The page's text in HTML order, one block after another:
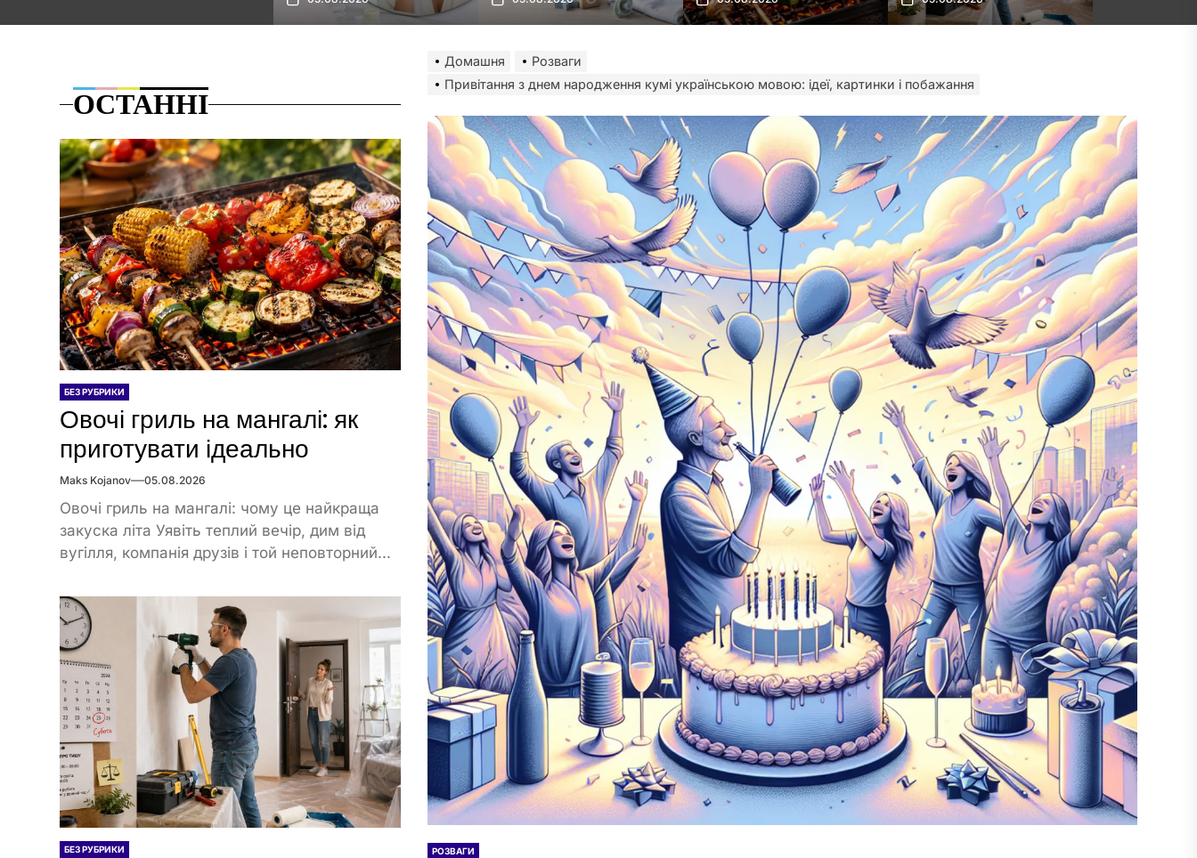
Домашня
Розваги
Привітання з днем народження кумі українською мовою: ідеї, картинки і побажання
РОЗВАГИ
ОСТАННІ
БЕЗ РУБРИКИ
Овочі гриль на мангалі: як
приготувати ідеально
Maks Kojanov 05.08.2026
Овочі гриль на мангалі: чому це найкраща
закуска літа Уявіть теплий вечір, дим від
вугілля, компанія друзів і той неповторний...
БЕЗ РУБРИКИ